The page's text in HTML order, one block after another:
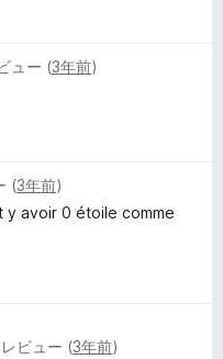
ュー (3年前)
(3年前)
y avoir 0 étoile comme
ビュー (3年前)